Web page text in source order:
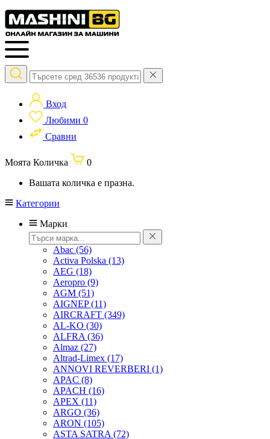
Вход
Любими 0
Сравни
Моята Количка
0
Вашата количка е празна.
Категории
Марки
Abac (56)
Activa Polska (13)
AEG (18)
Aeropro (9)
AGM (51)
AIGNEP(11)
AIRCRAFT (349)
AL-KO (30)
ALFRA (36)
Almaz (27)
Altrad-Limex (17)
ANNOVI REVERBERI (1)
APAC (8)
APACH (16)
APEX (11)
ARGO (36)
ARON (105)
ASTA SATRA (72)